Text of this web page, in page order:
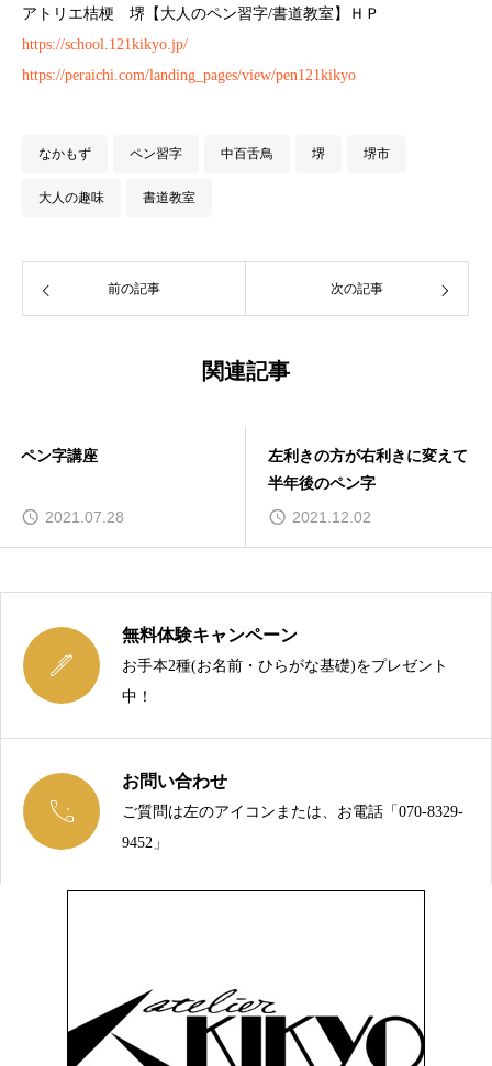
アトリエ桔梗 堺【大人のペン習字/書道教室】ＨＰ
https://school.121kikyo.jp/
https://peraichi.com/landing_pages/view/pen121kikyo
なかもず ペン習字 中百舌鳥 堺 堺市
大人の趣味 書道教室
前の記事 次の記事
関連記事
左利きの方が右利きに変えて
2021.12.02
【8月】教室開講日程
2021.07.16

無料体験キャンペーン
お手本2種(お名前・ひらがな基礎)をプレゼント
中！

お問い合わせ
ご質問は左のアイコンまたは、お電話「070-8329-
9452」
今こそ、綺麗な文字を手に入れましょう！